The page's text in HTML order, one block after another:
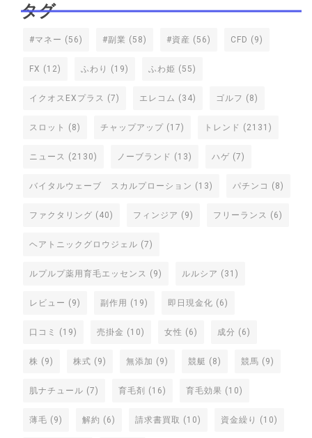
タグ
#マネー (56) #副業 (58) #資産 (56) CFD (9)
FX (12) ふわり (19) ふわ姫 (55)
イクオスEXプラス (7) エレコム (34) ゴルフ (8)
スロット (8) チャップアップ (17) トレンド (2131)
ニュース (2130) ノーブランド (13) ハゲ (7)
バイタルウェーブ スカルプローション (13) パチンコ (8)
ファクタリング (40) フィンジア (9) フリーランス (6)
ヘアトニックグロウジェル (7)
ルプルプ薬用育毛エッセンス (9) ルルシア (31)
レビュー (9) 副作用 (19) 即日現金化 (6)
口コミ (19) 売掛金 (10) 女性 (6) 成分 (6)
株 (9) 株式 (9) 無添加 (9) 競艇 (8) 競馬 (9)
肌ナチュール (7) 育毛剤 (16) 育毛効果 (10)
薄毛 (9) 解約 (6) 請求書買取 (10) 資金繰り (10)